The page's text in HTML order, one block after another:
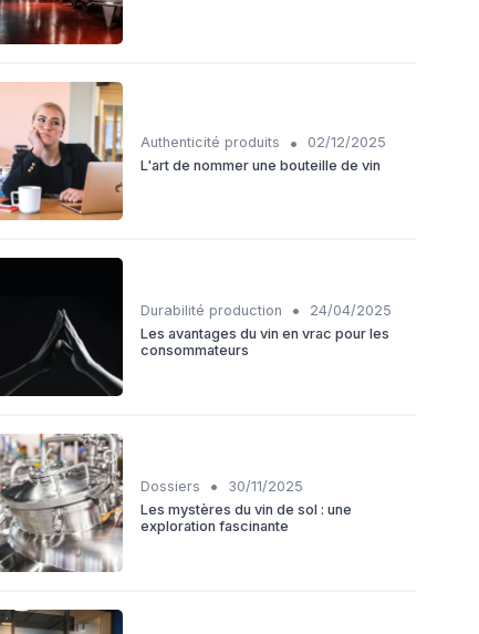
Authenticité produits •
02/12/2025
L'art de nommer une bouteille de vin
Durabilité production •
24/04/2025
Les avantages du vin en vrac pour les
consommateurs
Dossiers •
30/11/2025
Les mystères du vin de sol : une
exploration fascinante